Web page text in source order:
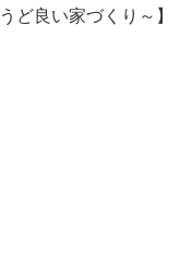
うど良い家づくり～】